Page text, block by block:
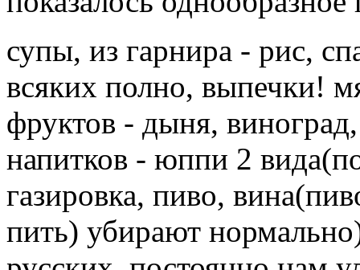
супы, из гарнира - рис,
всяких полно, выпечки!
фруктов - дыня,
напитков - юппи 2
газировка, пиво,
пить) убирают